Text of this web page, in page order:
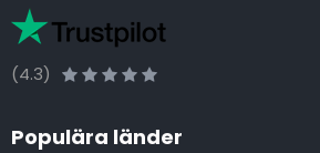
(4.3)
Populära länder